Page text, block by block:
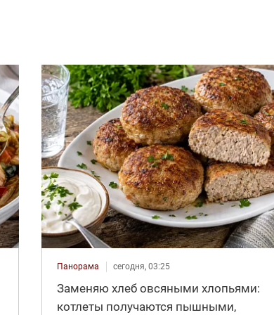
Панорама сегодня, 03:25
Заменяю хлеб овсяными хлопьями:
котлеты получаются пышными,